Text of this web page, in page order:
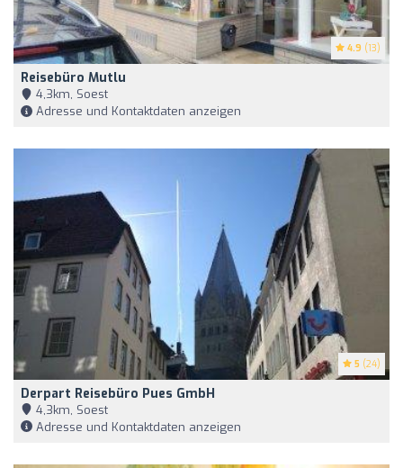
4.9 (13)
Reisebüro Mutlu
4,3km, Soest
Adresse und Kontaktdaten anzeigen
5 (24)
Derpart Reisebüro Pues GmbH
4,3km, Soest
Adresse und Kontaktdaten anzeigen